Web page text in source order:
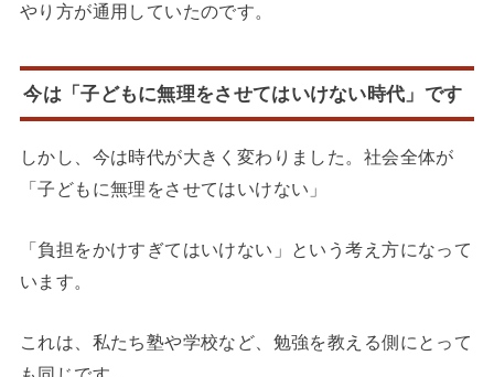
やり方が通用していたのです。
今は「子どもに無理をさせてはいけない時代」です
しかし、今は時代が大きく変わりました。社会全体が
「子どもに無理をさせてはいけない」
「負担をかけすぎてはいけない」という考え方になって
います。
これは、私たち塾や学校など、勉強を教える側にとって